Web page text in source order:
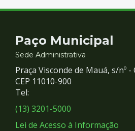
Contato
e
Redes
Sociais
Paço Municipal
Sede Administrativa
Praça Visconde de Mauá, s/nº
CEP 11010-900
Tel:
(13) 3201-5000
Lei de Acesso à Informação